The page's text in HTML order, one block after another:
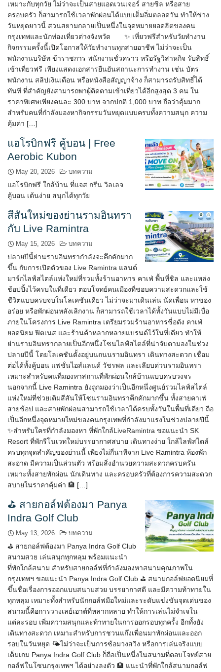
เหมาะกับทุกวัย ไม่ว่าจะเป็นสายแอดเวนเจอร์ สายชิล หรือสาย
ครอบครัว ก็สามารถใช้เวลาพักผ่อนได้แบบเต็มอิ่มตลอดวัน ทำให้ช่วง
วันหยุดยาวนี้ สวนสยามกลายเป็นหนึ่งในจุดหมายยอดฮิตของคน
กรุงเทพและนักท่องเที่ยวต่างจังหวัด ✨ เที่ยวฟรีสำหรับวัยทำงาน
กิจกรรมครั้งนี้เปิดโอกาสให้วัยทำงานทุกสายอาชีพ ไม่ว่าจะเป็น
พนักงานบริษัท ข้าราชการ พนักงานชั่วคราว หรือรัฐวิสาหกิจ รับสิทธิ์
เข้าเที่ยวฟรี เพียงแสดงเอกสารยืนยันสถานะการทำงาน เช่น บัตร
พนักงาน สลิปเงินเดือน หรือหนังสือสัญญาจ้าง ก็สามารถรับสิทธิ์ได้
ทันที ที่สำคัญยังสามารถพาผู้ติดตามเข้าเที่ยวได้อีกสูงสุด 3 คน ใน
ราคาพิเศษเพียงคนละ 300 บาท จากปกติ 1,000 บาท ถือว่าคุ้มมาก
สำหรับคนที่กำลังมองหากิจกรรมวันหยุดแบบครบทั้งความสนุก ความ
คุ้มค่า […]
แอโรบิกฟรี คู้บอน | Free
Aerobic Kubon
May 20, 2026 บทความ
แอโรบิกฟรี ใกล้บ้าน ที่แจส กรีน วิลเลจ
คู้บอน เต้นง่าย สนุกได้ทุกวัย
สีสันใหม่ของย่านรามอินทรา
กับ Live Ramintra
May 15, 2026 บทความ
ปลายปีนี้ย่านรามอินทรากำลังจะคึกคักมาก
ขึ้น กับการเปิดตัวของ Live Ramintra แลนด์
มาร์กไลฟ์สไตล์แห่งใหม่ที่รวมทั้งร้านอาหาร คาเฟ่ พื้นที่ชิล และแหล่ง
ช้อปปิ้งไว้ครบในที่เดียว ตอบโจทย์คนเมืองที่ชอบความสะดวกและใช้
ชีวิตแบบครบจบในโลเคชันเดียว ไม่ว่าจะมาเดินเล่น นัดเพื่อน หาของ
อร่อย หรือพักผ่อนหลังเลิกงาน ก็สามารถใช้เวลาได้ทั้งวันแบบไม่มีเบื่อ
ภายในโครงการ Live Ramintra เตรียมรวมร้านอาหารชื่อดัง คาเฟ่
ยอดนิยม ฟิตเนส และร้านค้าหลากหลายแบรนด์ไว้ในที่เดียว ทำให้
ย่านรามอินทรากลายเป็นอีกหนึ่งโซนไลฟ์สไตล์ที่น่าจับตามองในช่วง
ปลายปีนี้ โดยโลเคชันตั้งอยู่บนถนนรามอินทรา เดินทางสะดวก เชื่อม
ต่อได้ทั้งคู้บอน แฟชั่นไอส์แลนด์ วัชรพล และเลียบด่วนรามอินทรา
เหมาะสำหรับคนที่มองหาสถานที่พักผ่อนใกล้บ้านแบบครบวงจร
นอกจากนี้ Live Ramintra ยังถูกมองว่าเป็นอีกหนึ่งศูนย์รวมไลฟ์สไตล์
แห่งใหม่ที่ช่วยเติมสีสันให้โซนรามอินทราคึกคักมากขึ้น ทั้งสายคาเฟ่
สายช้อป และสายพักผ่อนสามารถใช้เวลาได้ครบทั้งวันในพื้นที่เดียว ถือ
เป็นอีกหนึ่งจุดหมายใหม่ของคนกรุงเทพที่กำลังมาแรงในช่วงปลายปีนี้
✨สำหรับใครที่กำลังมองหา ที่พักใกล้LiveRamintra ขอแนะนำ SK
Resort ที่พักรีโนเวทใหม่บรรยากาศสบาย เดินทางง่าย ใกล้ไลฟ์สไตล์
ครบทุกจุดสำคัญของย่านนี้ เพียงไม่กี่นาทีจาก Live Ramintra ห้องพัก
สะอาด มีความเป็นส่วนตัว พร้อมสิ่งอำนวยความสะดวกครบครัน
เหมาะทั้งสายพักผ่อน นักเดินทาง และครอบครัวที่ต้องการความสะดวก
สบายในราคาคุ้มค่า 🏨 […]
⛳ สายกอล์ฟต้องมา Panya
Indra Golf Club
May 13, 2026 บทความ
⛳ สายกอล์ฟต้องมา Panya Indra Golf Club
สนามสวย เล่นสนุกทุกหลุม พร้อมแนะนำ
ที่พักใกล้สนาม สำหรับสายกอล์ฟที่กำลังมองหาสนามคุณภาพใน
กรุงเทพฯ ขอแนะนำ Panya Indra Golf Club ⛳️ สนามกอล์ฟยอดนิยมที่
ขึ้นชื่อเรื่องการออกแบบสนามสวย บรรยากาศดี และมีความท้าทายใน
ทุกหลุม เหมาะทั้งสำหรับนักกอล์ฟมือใหม่และระดับแข่งขันจุดเด่นของ
สนามนี้คือการวางเลย์เอาต์ที่หลากหลาย ทำให้การเล่นไม่จำเจใน
แต่ละรอบ เพิ่มความสนุกและท้าทายในการออกรอบทุกครั้ง อีกทั้งยัง
เดินทางสะดวก เหมาะสำหรับการชวนแก๊งเพื่อนมาพักผ่อนและออก
รอบในวันหยุด 🌤️ไม่ว่าจะเป็นการซ้อมวงสวิง หรือการเล่นจริงแบบ
เต็มเกม Panya Indra Golf Club ก็ถือเป็นหนึ่งในสนามที่ตอบโจทย์สาย
กอล์ฟในโซนกรุงเทพฯ ได้อย่างลงตัว 🏨 แนะนำที่พักใกล้สนามกอล์ฟ